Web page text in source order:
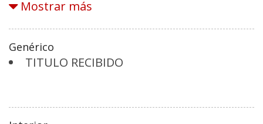
Body-Colored Door Handles
Body-Colored Front Bumper w/Black Rub
Mostrar más
Genérico
TITULO RECIBIDO